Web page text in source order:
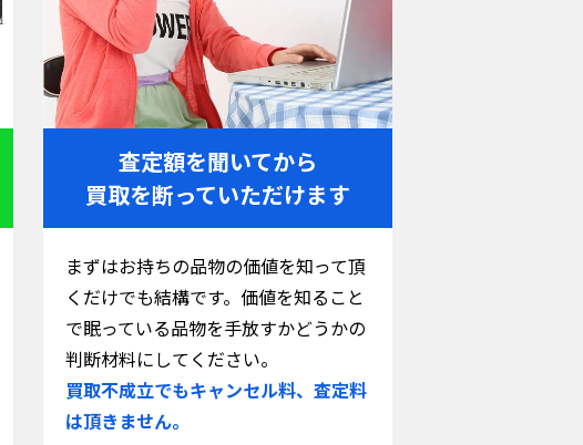
査定額を聞いてから
買取を断っていただけます
まずはお持ちの品物の価値を知って頂
くだけでも結構です。価値を知ること
で眠っている品物を手放すかどうかの
判断材料にしてください。
買取不成立でもキャンセル料、査定料
は頂きません。